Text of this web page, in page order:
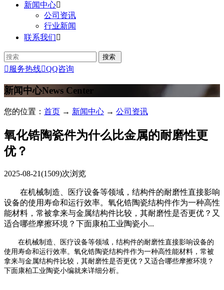
新闻中心
公司资讯
行业新闻
联系我们
 服务热线QQ咨询
新闻中心News Center
您的位置： 首页 → 新闻中心 → 公司资讯
氧化锆陶瓷件为什么比金属的耐磨性更
优？
2025-08-21(1509)次浏览
在机械制造、医疗设备等领域，结构件的耐磨性直接影响
设备的使用寿命和运行效率。氧化锆陶瓷结构件作为一种高性
能材料，常被拿来与金属结构件比较，其耐磨性是否更优？又
适合哪些摩擦环境？下面康柏工业陶瓷小...
在机械制造、医疗设备等领域，结构件的耐磨性直接影响设备的
使用寿命和运行效率。氧化锆陶瓷结构件作为一种高性能材料，常被
拿来与金属结构件比较，其耐磨性是否更优？又适合哪些摩擦环境？
下面康柏工业陶瓷小编就来详细分析。